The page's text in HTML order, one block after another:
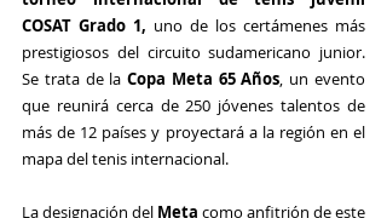
COSAT Grado 1, uno de los certámenes más
prestigiosos del circuito sudamericano junior.
Se trata de la Copa Meta 65 Años, un evento
que reunirá cerca de 250 jóvenes talentos de
más de 12 países y proyectará a la región en el
mapa del tenis internacional.
La designación del Meta como anfitrión de este